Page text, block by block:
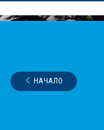
НАЧАЛО